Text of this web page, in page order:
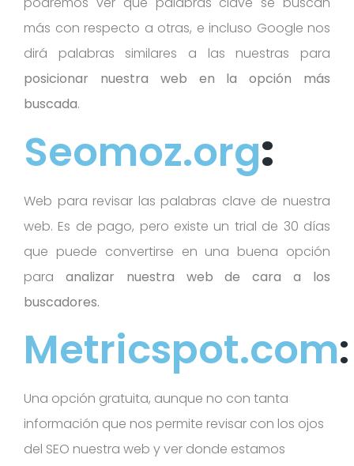
más con respecto a otras, e incluso Google nos
dirá palabras similares a las nuestras para
posicionar nuestra web en la opción más
buscada.
Seomoz.org:
Web para revisar las palabras clave de nuestra
web. Es de pago, pero existe un trial de 30 días
que puede convertirse en una buena opción
para analizar nuestra web de cara a los
buscadores.
Metricspot.com:
Una opción gratuita, aunque no con tanta
información que nos permite revisar con los ojos
del SEO nuestra web y ver donde estamos